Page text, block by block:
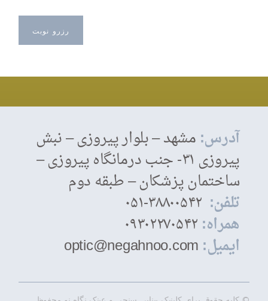
رزرو نوبت
آدرس:مشهد – بلوار پیروزی – نبش
پیروزی ۳۱- جنب درمانگاه پیروزی –
ساختمان پزشکان – طبقه دوم
تلفن:
همراه:۰۹۳۰۲۲۷۰۵۴۲
ایمیل:optic@negahnoo.com